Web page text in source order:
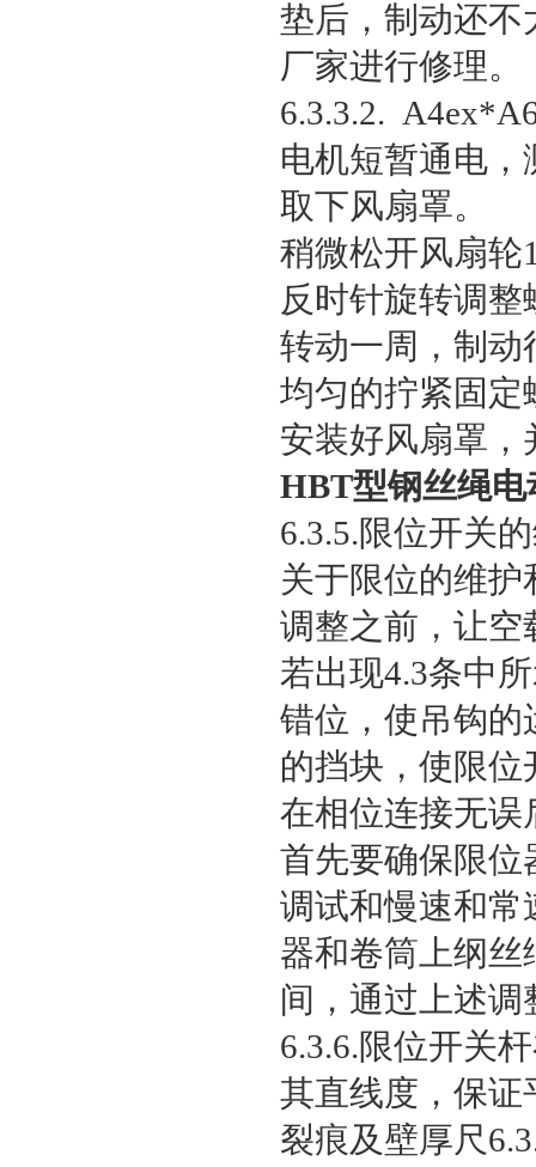
垫后，制动还不
厂家进行修理。
6.3.3.2.
电机短暂通电，
取下风扇罩。
稍微松开风扇轮
反时针旋转调
转动一周，制动
均匀的拧紧固定
安装好风扇罩，
HBT型钢丝绳电
6.3.5.限位开关
关于限位的维
调整之前，让空
若出现4.3条中
错位，使吊钩的
的挡块，使限
在相位连接无误
首先要确保限位
调试和慢速和常
器和卷筒上纲丝
间，通过上述
6.3.6.限位开关
其直线度，保证
裂痕及壁厚尺